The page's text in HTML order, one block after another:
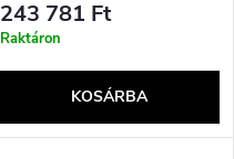
Win11pro Használt
243 781 Ft
Raktáron
KOSÁRBA